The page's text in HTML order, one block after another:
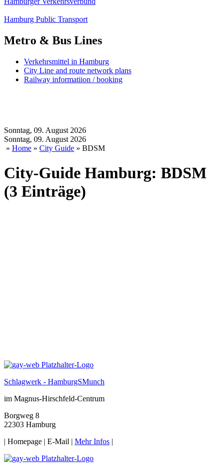
Hamburg Public Transport
Metro & Bus Lines
Verkehrsmittel in Hamburg
City Line and route network plans
Railway informatiion / booking
Sonntag, 09. August 2026
Sonntag, 09. August 2026
» Home » City Guide » BDSM
City-Guide Hamburg: BDSM
(3 Einträge)
Schlagwerk - HamburgSMunch
im Magnus-Hirschfeld-Centrum
Borgweg 8
22303 Hamburg
| Homepage | E-Mail | Mehr Infos |